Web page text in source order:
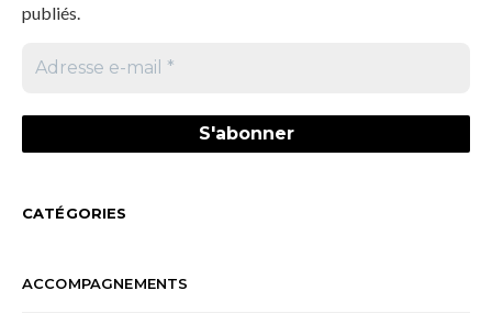
publiés.
CATÉGORIES
ACCOMPAGNEMENTS